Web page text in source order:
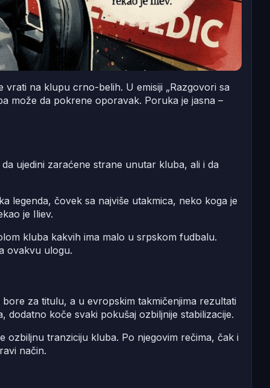
na klupu crno-belih. U emisiji „Razgovori sa
može da pokrene oporavak. Poruka je jasna –
ujedini zaraćene strane unutar kluba, ali i da
legenda, čovek sa najviše utakmica, neko koga je
je Iliev.
kluba kakvih ima malo u srpskom fudbalu.
ovakvu ulogu.
za titulu, a u evropskim takmičenjima rezultati
koče svaki pokušaj ozbiljnije stabilizacije.
ozbiljnu tranziciju kluba. Po njegovim rečima, čak i
način.